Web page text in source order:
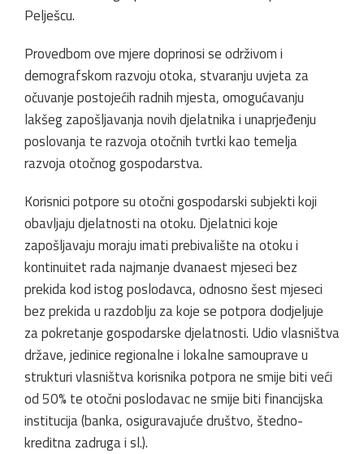
Pelješcu.
Provedbom ove mjere doprinosi se održivom i
demografskom razvoju otoka, stvaranju uvjeta za
očuvanje postojećih radnih mjesta, omogućavanju
lakšeg zapošljavanja novih djelatnika i unaprjeđenju
poslovanja te razvoja otočnih tvrtki kao temelja
razvoja otočnog gospodarstva.
Korisnici potpore su otočni gospodarski subjekti koji
obavljaju djelatnosti na otoku. Djelatnici koje
zapošljavaju moraju imati prebivalište na otoku i
kontinuitet rada najmanje dvanaest mjeseci bez
prekida kod istog poslodavca, odnosno šest mjeseci
bez prekida u razdoblju za koje se potpora dodjeljuje
za pokretanje gospodarske djelatnosti. Udio vlasništva
države, jedinice regionalne i lokalne samouprave u
strukturi vlasništva korisnika potpora ne smije biti veći
od 50% te otočni poslodavac ne smije biti financijska
institucija (banka, osiguravajuće društvo, štedno-
kreditna zadruga i sl.).